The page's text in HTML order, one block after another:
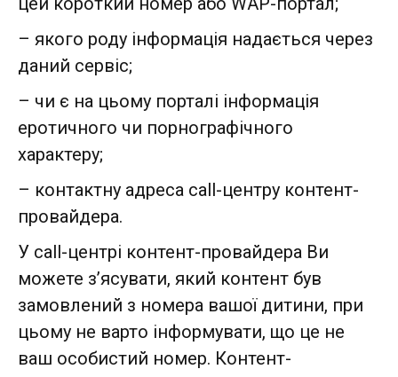
– якого роду інформація надається через
даний сервіс;
– чи є на цьому порталі інформація
еротичного чи порнографічного
характеру;
– контактну адреса call-центру контент-
провайдера.
У call-центрі контент-провайдера Ви
можете з’ясувати, який контент був
замовлений з номера вашої дитини, при
цьому не варто інформувати, що це не
ваш особистий номер. Контент-